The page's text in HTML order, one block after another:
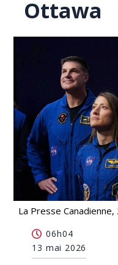
Ottawa
La Presse Canadienne,
premier ministre
06h04
13 mai 2026